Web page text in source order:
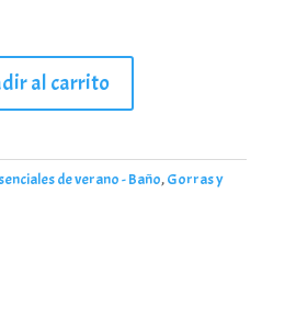
al carrito
de verano - Baño,Gorras y